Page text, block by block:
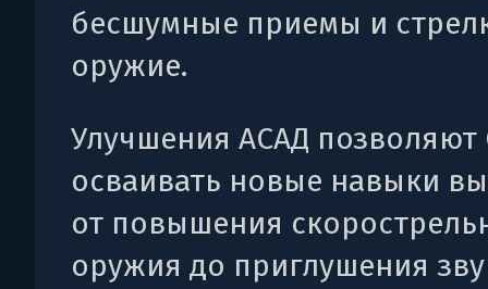
бесшумные приемы и
оружие.
Улучшения АСАД позволяют
осваивать новые навыки
от повышения
оружия до приглушения